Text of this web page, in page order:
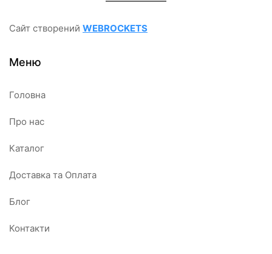
Сайт створений WEBROCKETS
Меню
Головна
Про нас
Каталог
Доставка та Оплата
Блог
Контакти